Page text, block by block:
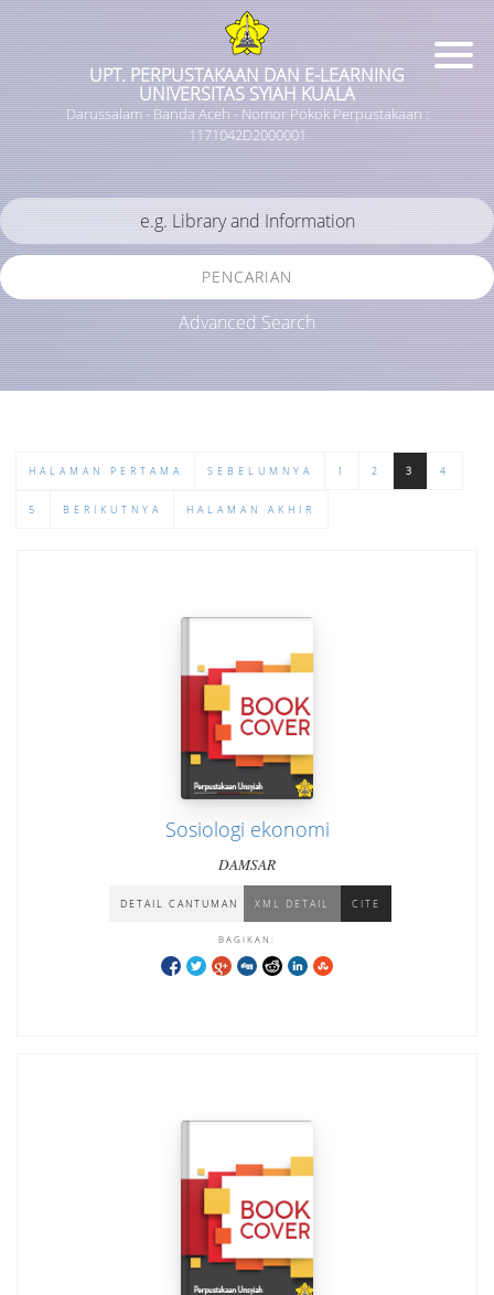
UPT. PERPUSTAKAAN DAN E-LEARNING
UNIVERSITAS SYIAH KUALA
Darussalam - Banda Aceh - Nomor Pokok Perpustakaan :
1171042D2000001
PENCARIAN
Advanced Search
HALAMAN PERTAMA SEBELUMNYA 1 2 3 4
5 BERIKUTNYA HALAMAN AKHIR
Sosiologi ekonomi
DAMSAR
DETAIL CANTUMAN XML DETAIL CITE
BAGIKAN: